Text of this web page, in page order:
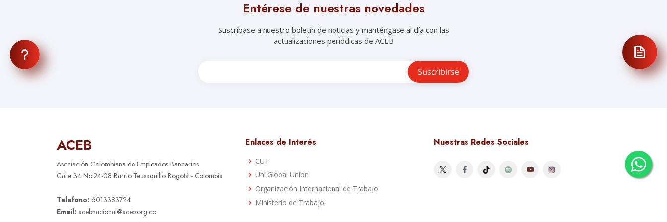
Entérese de nuestras novedades
Suscríbase a nuestro boletín de noticias y manténgase al día con las
actualizaciones periódicas de ACEB
ACEB
Asociación Colombiana de Empleados Bancarios
Calle 34 No.24-08 Barrio Teusaquillo Bogotá - Colombia
Telefono: 6013383724
Email: acebnacional@aceb.org.co
Enlaces de Interés
CUT
Uni Global Union
Organización Internacional de Trabajo
Ministerio de Trabajo
Nuestras Redes Sociales